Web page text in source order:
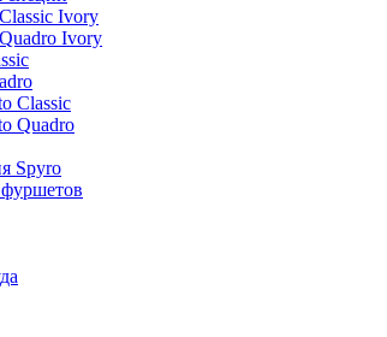
Ivory
Ivory
Classic
Quadro
Spyro